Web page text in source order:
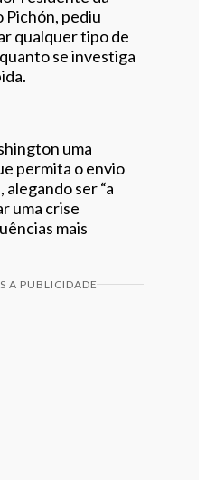
Pichón, pediu
qualquer tipo de
se investiga
uma
permita o envio
ser “a
uma crise
mais
A PUBLICIDADE